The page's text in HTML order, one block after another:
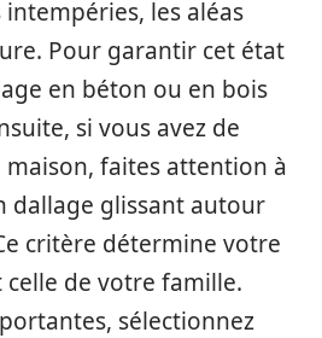
les aléas
Pour garantir cet état
en béton ou en bois
si vous avez de
faites attention à
dallage glissant autour
critère détermine votre
de votre famille.
sélectionnez